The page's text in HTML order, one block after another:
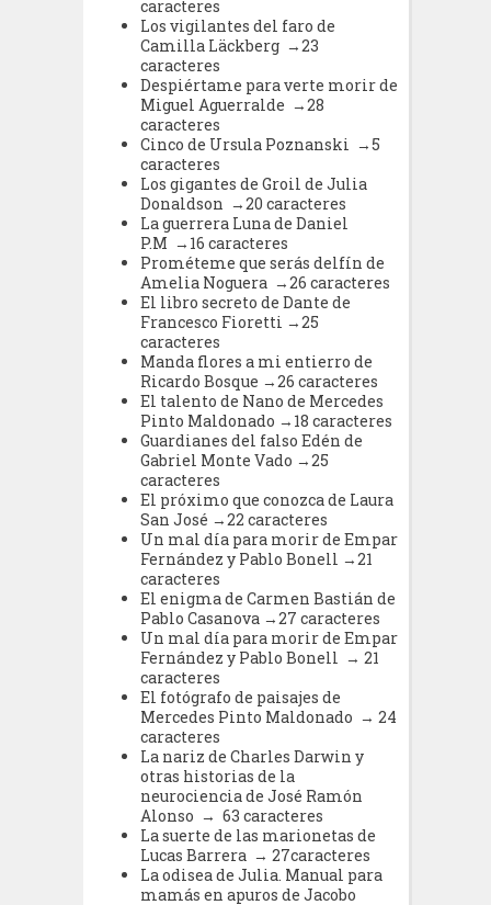
caracteres
Los vigilantes del faro de
Camilla Läckberg →23
caracteres
Despiértame para verte morir de
Miguel Aguerralde →28
caracteres
Cinco de Ursula Poznanski →5
caracteres
Los gigantes de Groil de Julia
Donaldson →20 caracteres
La guerrera Luna de Daniel
P.M →16 caracteres
Prométeme que serás delfín de
Amelia Noguera →26 caracteres
El libro secreto de Dante de
Francesco Fioretti →25
caracteres
Manda flores a mi entierro de
Ricardo Bosque →26 caracteres
El talento de Nano de Mercedes
Pinto Maldonado →18 caracteres
Guardianes del falso Edén de
Gabriel Monte Vado →25
caracteres
El próximo que conozca de Laura
San José →22 caracteres
Un mal día para morir de Empar
Fernández y Pablo Bonell →21
caracteres
El enigma de Carmen Bastián de
Pablo Casanova →27 caracteres
Un mal día para morir de Empar
Fernández y Pablo Bonell → 21
caracteres
El fotógrafo de paisajes de
Mercedes Pinto Maldonado → 24
caracteres
La nariz de Charles Darwin y
otras historias de la
neurociencia de José Ramón
Alonso → 63 caracteres
La suerte de las marionetas de
Lucas Barrera → 27caracteres
La odisea de Julia. Manual para
mamás en apuros de Jacobo